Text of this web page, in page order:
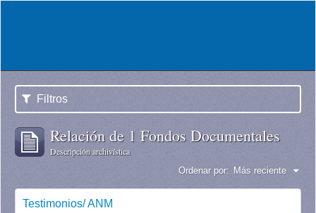
Filtros
Relación de 1 Fondos Documentales
Descripción archivística
Ordenar por: Más reciente
Testimonios/ ANM